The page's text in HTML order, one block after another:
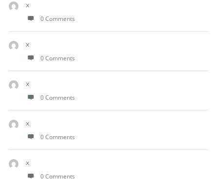
x
0 Comments
x
0 Comments
x
0 Comments
x
0 Comments
x
0 Comments